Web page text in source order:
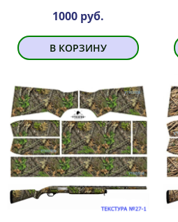
1000 руб.
В КОРЗИНУ